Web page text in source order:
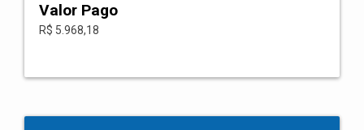
Valor Pago
R$ 5.968,18